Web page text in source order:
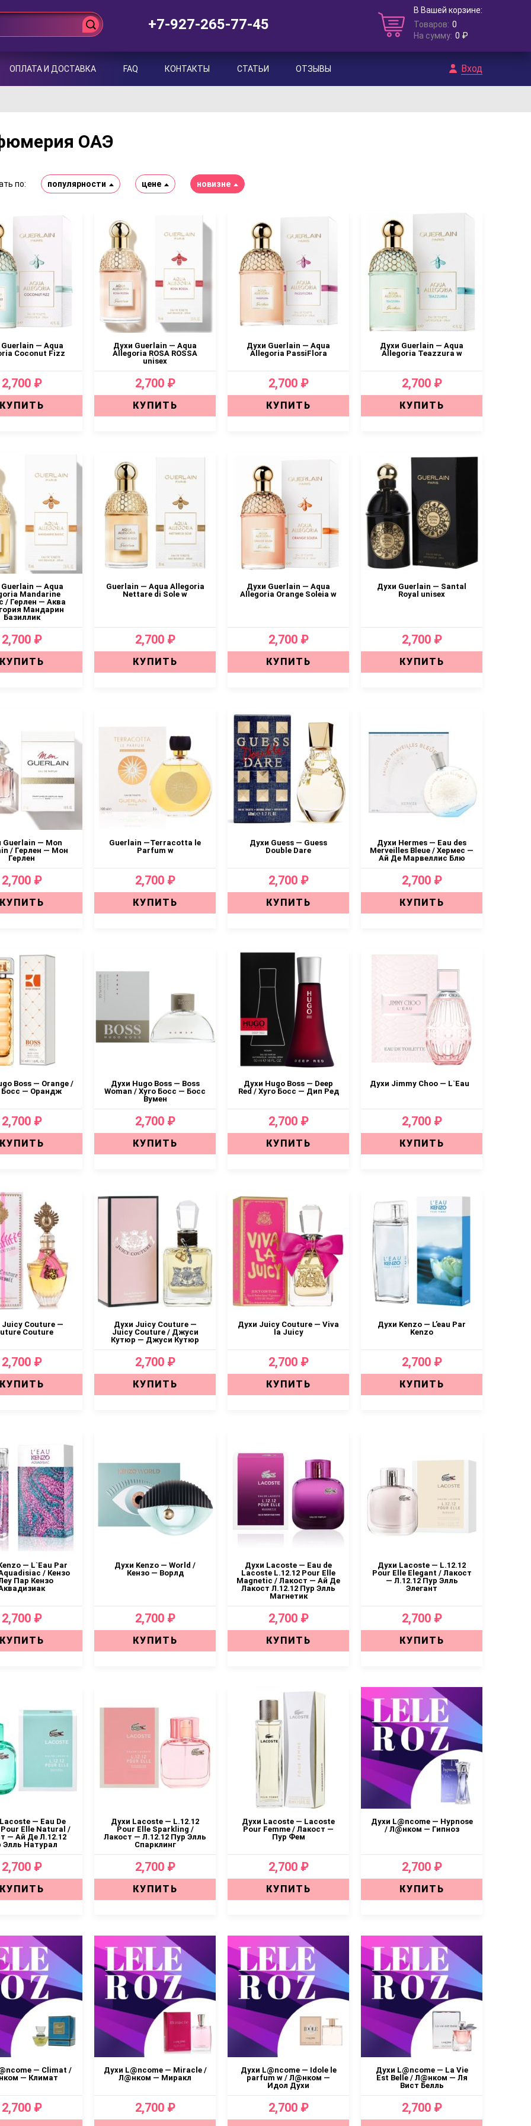
+7-927-265-77-45
В Вашей корзине:
Товаров: 0
На сумму: 0 ₽
ОПЛАТА И ДОСТАВКА FAQ КОНТАКТЫ СТАТЬИ ОТЗЫВЫ Вход
ОАЭ
по: популярности цене новизне
— Aqua
Coconut Fizz
2,700 ₽
КУПИТЬ
Духи Guerlain — Aqua
Allegoria ROSA ROSSA
unisex
2,700 ₽
КУПИТЬ
Духи Guerlain — Aqua
Allegoria PassiFlora
2,700 ₽
КУПИТЬ
Духи Guerlain — Aqua
Allegoria Teazzura w
2,700 ₽
КУПИТЬ
— Aqua
Mandarine
/ Герлен — Аква
Мандарин
Базиллик
2,700 ₽
КУПИТЬ
Guerlain — Aqua Allegoria
Nettare di Sole w
2,700 ₽
КУПИТЬ
Духи Guerlain — Aqua
Allegoria Orange Soleia w
2,700 ₽
КУПИТЬ
Духи Guerlain — Santal
Royal unisex
2,700 ₽
КУПИТЬ
Guerlain — Mon
/ Герлен — Мон
Герлен
2,700 ₽
КУПИТЬ
Guerlain —Terracotta le
Parfum w
2,700 ₽
КУПИТЬ
Духи Guess — Guess
Double Dare
2,700 ₽
КУПИТЬ
Духи Hermes — Eau des
Merveilles Bleue / Хермес —
Ай Де Марвеллис Блю
2,700 ₽
КУПИТЬ
Boss — Orange /
Босс — Орандж
2,700 ₽
КУПИТЬ
Духи Hugo Boss — Boss
Woman / Хуго Босс — Босс
Вумен
2,700 ₽
КУПИТЬ
Духи Hugo Boss — Deep
Red / Хуго Босс — Дип Ред
2,700 ₽
КУПИТЬ
Духи Jimmy Choo — L`Eau
2,700 ₽
КУПИТЬ
Juicy Couture —
Couture
2,700 ₽
КУПИТЬ
Духи Juicy Couture —
Juicy Couture / Джуси
Кутюр — Джуси Кутюр
2,700 ₽
КУПИТЬ
Духи Juicy Couture — Viva
la Juicy
2,700 ₽
КУПИТЬ
Духи Kenzo — L’eau Par
Kenzo
2,700 ₽
КУПИТЬ
— L`Eau Par
/ Кензо
Пар Кензо
2,700 ₽
КУПИТЬ
Духи Kenzo — World /
Кензо — Ворлд
2,700 ₽
КУПИТЬ
Духи Lacoste — Eau de
Lacoste L.12.12 Pour Elle
Magnetic / Лакост — Ай Де
Лакост Л.12.12 Пур Элль
Магнетик
2,700 ₽
КУПИТЬ
Духи Lacoste — L.12.12
Pour Elle Elegant / Лакост
— Л.12.12 Пур Элль
Элегант
2,700 ₽
КУПИТЬ
— Eau De
Pour Elle Natural /
— Ай Де Л.12.12
Элль Натурал
2,700 ₽
КУПИТЬ
Духи Lacoste — L.12.12
Pour Elle Sparkling /
Лакост — Л.12.12 Пур Элль
Спарклинг
2,700 ₽
КУПИТЬ
Духи Lacoste — Lacoste
Pour Femme / Лакост —
Пур Фем
2,700 ₽
КУПИТЬ
Духи L@ncome — Hypnose
/ Л@нком — Гипноз
2,700 ₽
КУПИТЬ
— Climat /
— Климат
2,700 ₽
Духи L@ncome — Miracle /
Л@нком — Миракл
2,700 ₽
Духи L@ncome — Idole le
parfum w / Л@нком —
Идол Духи
2,700 ₽
Духи L@ncome — La Vie
Est Belle / Л@нком — Ля
Вист Белль
2,700 ₽